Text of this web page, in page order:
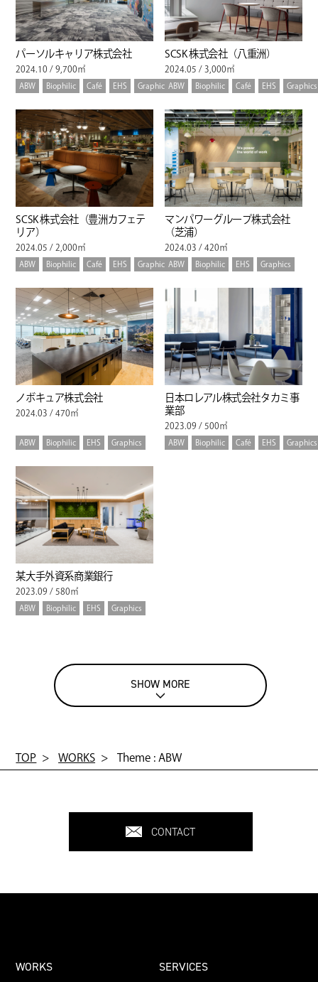
パーソルキャリア株式会社
2024.10 / 9,700㎡
ABW Biophilic Café EHS Graphics
SCSK 株式会社（八重洲）
2024.05 / 3,000㎡
ABW Biophilic Café EHS Graphics
SCSK 株式会社（豊洲カフェテ
リア）
2024.05 / 2,000㎡
ABW Biophilic Café EHS Graphics
マンパワーグループ株式会社
（芝浦）
2024.03 / 420㎡
ABW Biophilic EHS Graphics
ノボキュア株式会社
2024.03 / 470㎡
ABW Biophilic EHS Graphics
日本ロレアル株式会社タカミ事
業部
2023.09 / 500㎡
ABW Biophilic Café EHS Graphics
某大手外資系商業銀行
2023.09 / 580㎡
ABW Biophilic EHS Graphics
SHOW MORE
TOP WORKS Theme : ABW
CONTACT
WORKS
SERVICES